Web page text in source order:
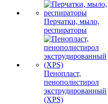
Перчатки, мыло,
респираторы
Пенопласт,
пенополистирол
экструдированный
(XPS)